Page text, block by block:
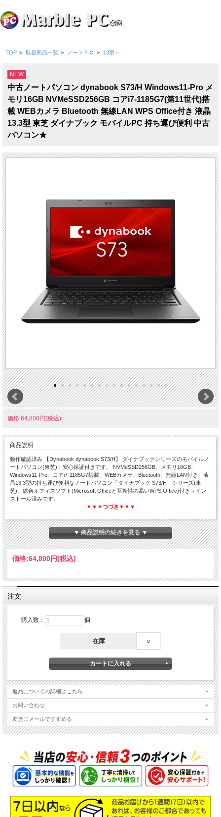
TOP > 取扱商品一覧 > ノートＰＣ > 13型～
NEW
中古ノートパソコン dynabook S73/H Windows11-Pro メ
モリ16GB NVMeSSD256GB コアi7-1185G7(第11世代)搭
載 WEBカメラ Bluetooth 無線LAN WPS Office付き 液晶
13.3型 東芝 ダイナブック モバイルPC 持ち運び便利 中古
パソコン★
価格:64,800円(税込)
商品説明
動作確認済み 【Dynabook dynabook S73/H】 ダイナブックシリーズのモバイルノ
ートパソコン(東芝)！安心保証付きです。 NVMeSSD256GB、メモリ16GB、
Windows11-Pro、コアi7-1185G7搭載、WEBカメラ、Bluetooth、無線LAN付き、液
晶13.3型の持ち運び便利なノートパソコン「ダイナブック S73/H」シリーズ(東
芝)。総合オフィスソフト(Microsoft Officeと互換性の高いWPS Office)付き～イン
ストール済みです。
▼▼▼つづき▼▼▼
dynabook S73/H
13.3インチ液晶☆モバイル☆中古ノートパソコン
主なスペック
▼ 商品説明の続きを見る ▼
価格:64,800円(税込)
注文
購入数： 個
在庫 ○
返品についての詳細はこちら
お問い合わせ
友達にメールですすめる